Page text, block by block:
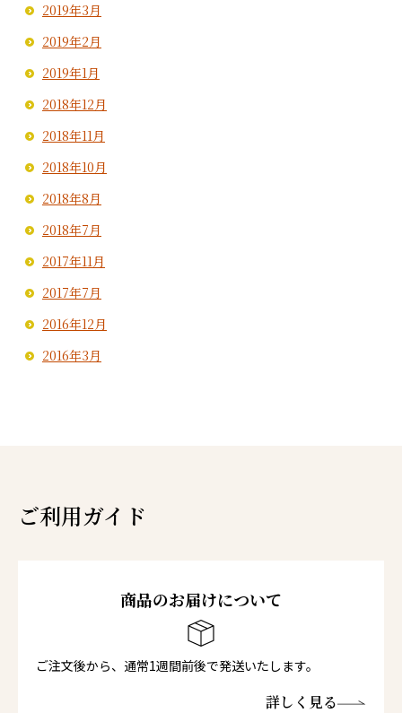
2019年3月
2019年2月
2019年1月
2018年12月
2018年11月
2018年10月
2018年8月
2018年7月
2017年11月
2017年7月
2016年12月
2016年3月
ご利用ガイド
商品のお届けについて
ご注文後から、通常1週間前後で発送いたします。
詳しく見る